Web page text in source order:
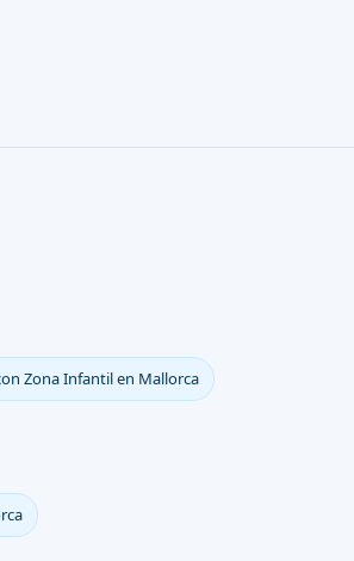
Zona Infantil en Mallorca